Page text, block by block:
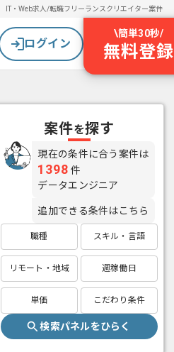
IT・Web求人/転職フリーランスクリエイター案件
ログイン
\簡単30秒/
無料登録
案件を探す
現在の条件に合う案件は
1398 件
データエンジニア
追加できる条件はこちら
職種 スキル・言語
リモート・地域 週稼働日
単価 こだわり条件
検索パネルをひらく